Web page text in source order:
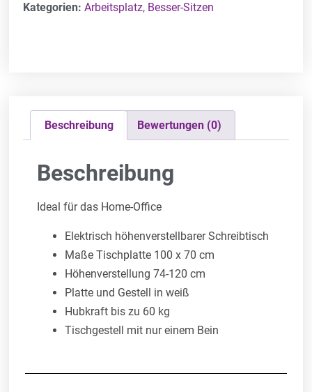
Kategorien: Arbeitsplatz, Besser-Sitzen
Beschreibung Bewertungen (0)
Beschreibung
Ideal für das Home-Office
Elektrisch höhenverstellbarer Schreibtisch
Maße Tischplatte 100 x 70 cm
Höhenverstellung 74-120 cm
Platte und Gestell in weiß
Hubkraft bis zu 60 kg
Tischgestell mit nur einem Bein